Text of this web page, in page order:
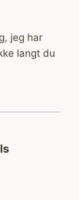
jeg har
langt du